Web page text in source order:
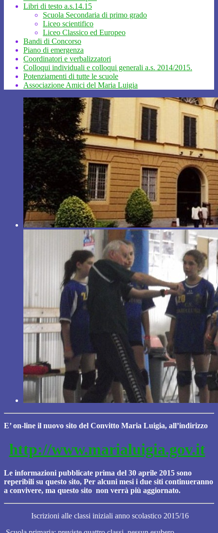
Libri di testo a.s.14.15
Scuola Secondaria di primo grado
Liceo scientifico
Liceo Classico ed Europeo
Bandi di Concorso
Piano di emergenza
Coordinatori e verbalizzatori
Colloqui individuali e colloqui generali a.s. 2014/2015.
Potenziamenti di tutte le scuole
Associazione Amici del Maria Luigia
E’ on-line il nuovo sito del Convitto Maria Luigia, all’indirizzo
http://www.marialuigia.gov.it
Le informazioni pubblicate prima del 30 aprile 2015 sono
reperibili su questo sito, Per alcuni mesi i due siti continueranno
a convivere, ma questo sito non verrà più aggiornato.
Iscrizioni alle classi iniziali anno scolastico 2015/16